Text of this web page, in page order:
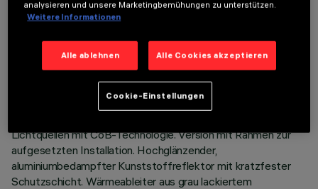
TECHNISCHE DATEN
LETZTES UPDATE: 06.08.2026
Lichtquellen mit CoB-Technologie. Version mit Rahmen zur
aufgesetzten Installation. Hochglänzender,
aluminiumbedampfter Kunststoffreflektor mit kratzfester
Schutzschicht. Wärmeableiter aus grau lackiertem
analysieren und unsere Marketingbemühungen zu unterstützen.
Weitere Informationen
Alle ablehnen Alle Cookies akzeptieren
Cookie-Einstellungen